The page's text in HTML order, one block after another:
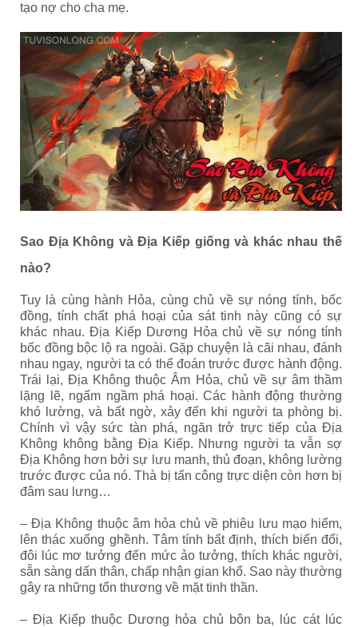
tạo nợ cho cha mẹ.
Sao Địa Không và Địa Kiếp giống và khác nhau thế
nào?
Tuy là cùng hành Hỏa, cùng chủ về sự nóng tính, bốc
đồng, tính chất phá hoại của sát tinh này cũng có sự
khác nhau. Địa Kiếp Dương Hỏa chủ về sự nóng tính
bốc đồng bộc lộ ra ngoài. Gặp chuyện là cãi nhau, đánh
nhau ngay, người ta có thể đoán trước được hành động.
Trái lại, Địa Không thuộc Âm Hỏa, chủ về sự âm thầm
lặng lẽ, ngấm ngầm phá hoại. Các hành động thường
khó lường, và bất ngờ, xảy đến khi người ta phòng bị.
Chính vì vậy sức tàn phá, ngăn trở trực tiếp của Địa
Không không bằng Địa Kiếp. Nhưng người ta vẫn sợ
Địa Không hơn bởi sự lưu manh, thủ đoạn, không lường
trước được của nó. Thà bị tấn công trực diện còn hơn bị
đâm sau lưng…
– Địa Không thuộc âm hỏa chủ về phiêu lưu mạo hiểm,
lên thác xuống ghềnh. Tâm tính bất định, thích biến đổi,
đôi lúc mơ tưởng đến mức ảo tưởng, thích khác người,
sẵn sàng dấn thân, chấp nhận gian khổ. Sao này thường
gây ra những tổn thương về mặt tinh thần.
– Địa Kiếp thuộc Dương hỏa chủ bôn ba, lúc cát lúc